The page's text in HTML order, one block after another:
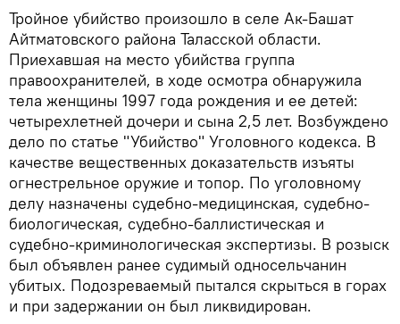
Тройное убийство произошло в селе Ак-Башат
Айтматовского района Таласской области.
Приехавшая на место убийства группа
правоохранителей, в ходе осмотра обнаружила
тела женщины 1997 года рождения и ее детей:
четырехлетней дочери и сына 2,5 лет. Возбуждено
дело по статье "Убийство" Уголовного кодекса. В
качестве вещественных доказательств изъяты
огнестрельное оружие и топор. По уголовному
делу назначены судебно-медицинская, судебно-
биологическая, судебно-баллистическая и
судебно-криминологическая экспертизы. В розыск
был объявлен ранее судимый односельчанин
убитых. Подозреваемый пытался скрыться в горах
и при задержании он был ликвидирован.